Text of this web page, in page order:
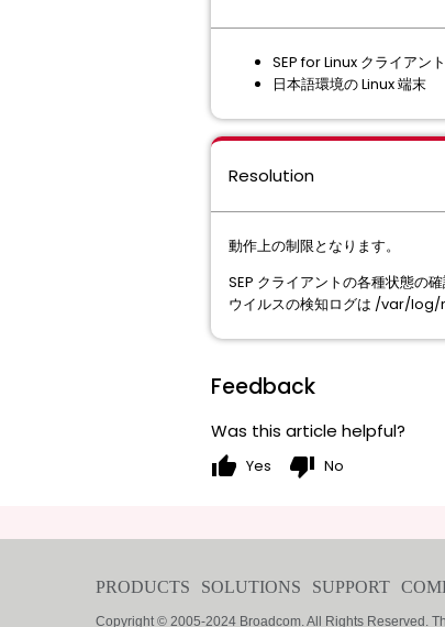
SEP for Linux クライアン
日本語環境の Linux 端末
Resolution
動作上の制限となります。
SEP クライアントの各種状態
ウイルスの検知ログは /var/log/
Feedback
Was this article helpful?
thumb_up Yes thumb_down No